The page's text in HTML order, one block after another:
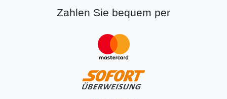
Zahlen Sie bequem per